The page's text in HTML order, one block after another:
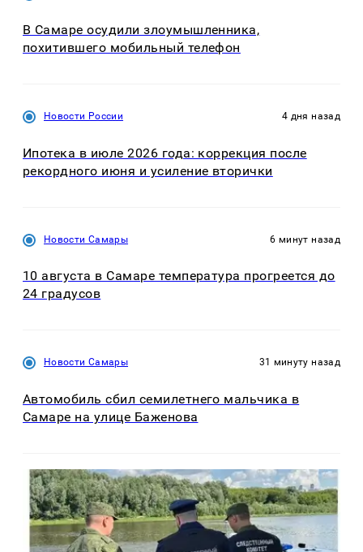
В Самаре осудили злоумышленника,
похитившего мобильный телефон
Новости России 4 дня назад
Ипотека в июле 2026 года: коррекция после
рекордного июня и усиление вторички
Новости Самары 6 минут назад
10 августа в Самаре температура прогреется до
24 градусов
Новости Самары 31 минуту назад
Автомобиль сбил семилетнего мальчика в
Самаре на улице Баженова